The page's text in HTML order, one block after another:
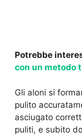
Potrebbe
con un metodo
Gli aloni si
pulito
asciugato
puliti, e subito